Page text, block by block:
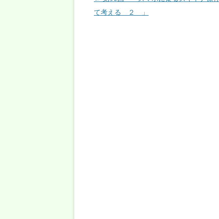
て考える ２ 」